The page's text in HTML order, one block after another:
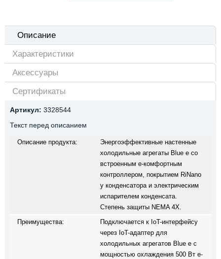
Описание
Характеристики
Аксессуары
Сертификаты
Артикул: 3328544
Текст перед описанием
Описание продукта:
Энергоэффективные настенные
холодильные агрегаты Blue e со
встроенным e-комфортным
контроллером, покрытием RiNano
у конденсатора и электрическим
испарителем конденсата.
Степень защиты NEMA 4X.
Преимущества:
Подключается к IoT-интерфейсу
через IoT-адаптер для
холодильных агрегатов Blue e с
мощностью охлаждения 500 Вт e-